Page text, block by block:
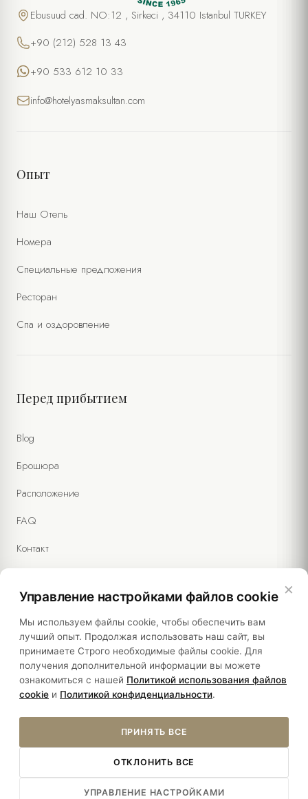
Ebusuud cad. NO:12 , Sirkeci , 34110 Istanbul TURKEY
+90 (212) 528 13 43
+90 533 612 10 33
info@hotelyasmaksultan.com
Опыт
Наш Отель
Номера
Специальные предложения
Ресторан
Спа и оздоровление
Перед прибытием
Blog
Брошюра
Расположение
FAQ
Контакт
Правовая информация
Политики
Устойчивость
Â© 2026 YASMAK SULTAN HOTEL. ALL RIGHTS RESERVED.
×
Управление настройками файлов cookie
Мы используем файлы cookie, чтобы обеспечить вам
лучший опыт. Продолжая использовать наш сайт, вы
принимаете Строго необходимые файлы cookie. Для
получения дополнительной информации вы можете
ознакомиться с нашей Политикой использования файлов
cookie и Политикой конфиденциальности.
ПРИНЯТЬ ВСЕ
ОТКЛОНИТЬ ВСЕ
УПРАВЛЕНИЕ НАСТРОЙКАМИ